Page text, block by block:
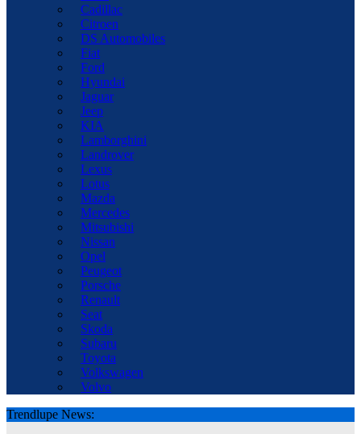
Cadillac
Citroen
DS Automobiles
Fiat
Ford
Hyundai
Jaguar
Jeep
KIA
Lamborghini
Landrover
Lexus
Lotus
Mazda
Mercedes
Mitsubishi
Nissan
Opel
Peugeot
Porsche
Renault
Seat
Skoda
Subaru
Toyota
Volkswagen
Volvo
Trendlupe News: